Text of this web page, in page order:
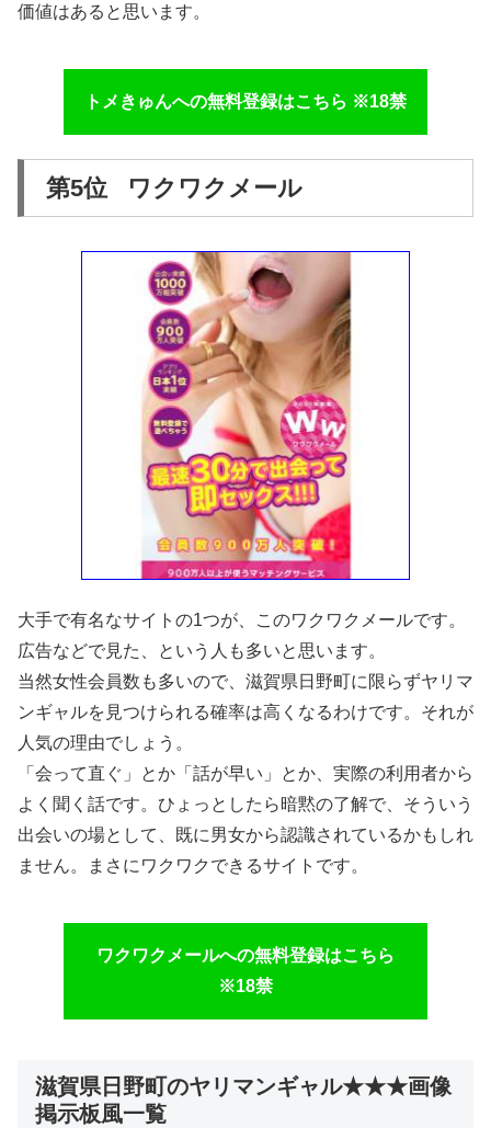
価値はあると思います。
トメきゅんへの無料登録はこちら ※18禁
第5位 ワクワクメール
大手で有名なサイトの1つが、このワクワクメールです。
広告などで見た、という人も多いと思います。
当然女性会員数も多いので、滋賀県日野町に限らずヤリマ
ンギャルを見つけられる確率は高くなるわけです。それが
人気の理由でしょう。
「会って直ぐ」とか「話が早い」とか、実際の利用者から
よく聞く話です。ひょっとしたら暗黙の了解で、そういう
出会いの場として、既に男女から認識されているかもしれ
ません。まさにワクワクできるサイトです。
ワクワクメールへの無料登録はこちら
※18禁
滋賀県日野町のヤリマンギャル★★★画像
掲示板風一覧